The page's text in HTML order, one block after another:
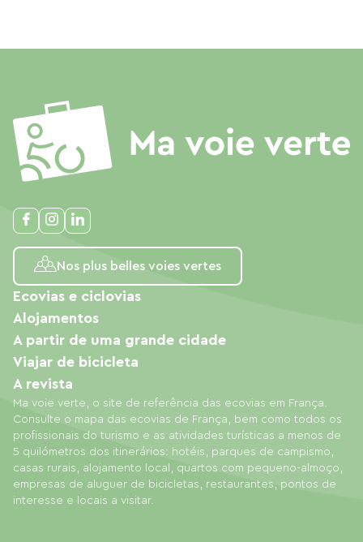
Nos plus belles voies vertes
Ma voie verte, o site de referência das ecovias em França.
Consulte o mapa das ecovias de França, bem como todos os
profissionais do turismo e as atividades turísticas a menos de
5 quilómetros dos itinerários: hotéis, parques de campismo,
casas rurais, alojamento local, quartos com pequeno-almoço,
empresas de aluguer de bicicletas, restaurantes, pontos de
interesse e locais a visitar.
Ecovias e ciclovias
Alojamentos
A partir de uma grande cidade
Viajar de bicicleta
A revista